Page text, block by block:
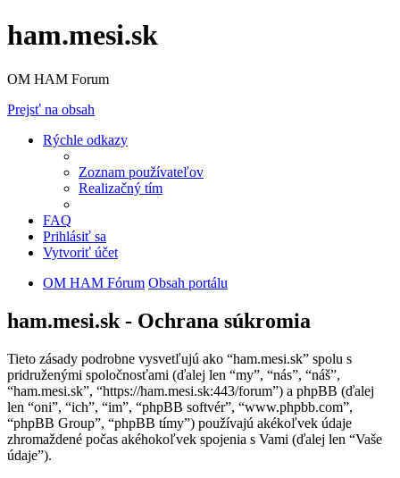
ham.mesi.sk
OM HAM Forum
Prejsť na obsah
Rýchle odkazy
Zoznam používateľov
Realizačný tím
FAQ
Prihlásiť sa
Vytvoriť účet
OM HAM Fórum Obsah portálu
ham.mesi.sk - Ochrana súkromia
Tieto zásady podrobne vysvetľujú ako “ham.mesi.sk” spolu s
pridruženými spoločnosťami (ďalej len “my”, “nás”, “náš”,
“ham.mesi.sk”, “https://ham.mesi.sk:443/forum”) a phpBB (ďalej
len “oni”, “ich”, “im”, “phpBB softvér”, “www.phpbb.com”,
“phpBB Group”, “phpBB tímy”) používajú akékoľvek údaje
zhromaždené počas akéhokoľvek spojenia s Vami (ďalej len “Vaše
údaje”).